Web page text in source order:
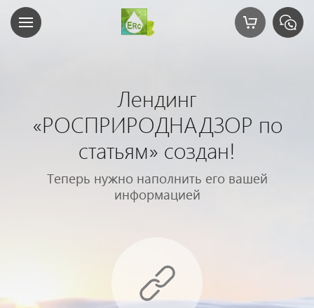
Лендинг
«РОСПРИРОДНАДЗОР по
статьям» создан!
Теперь нужно наполнить его вашей
информацией